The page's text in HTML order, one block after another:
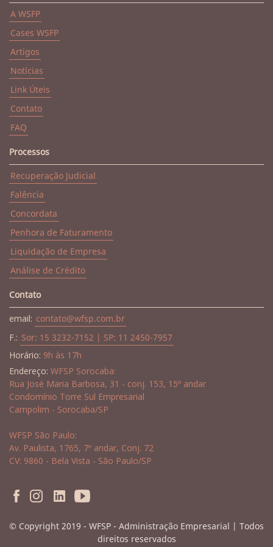
A WSFP
Cases WSFP
Artigos
Notícias
Link Úteis
Contato
FAQ
Processos
Recuperação Judicial
Falência
Concordata
Penhora de Faturamento
Liquidação de Empresa
Análise de Crédito
Contato
email: contato@wfsp.com.br
F.: Sor: 15 3232-7152 | SP: 11 2450-7957
Horário: 9h às 17h
Endereço: WFSP Sorocaba:
Rua José Maria Barbosa, 31 - conj. 153, 15º andar
Condomínio Torre Sul Empresarial
Campolim - Sorocaba/SP
WFSP São Paulo:
Av. Paulista, 1765, 7º andar, Conj. 72
CV: 9860 - Bela Vista - São Paulo/SP
© Copyright 2019 - WFSP - Administração Empresarial | Todos
direitos reservados